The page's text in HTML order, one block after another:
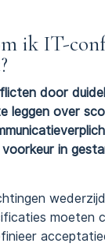
ik IT-
door
leggen over
in
moeten